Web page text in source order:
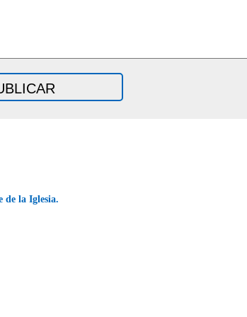
de la Iglesia.